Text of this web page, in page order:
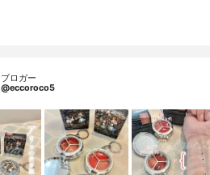
ブロガー
@eccoroco5